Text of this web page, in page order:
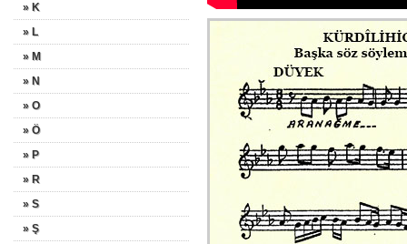
» K
» L
» M
» N
» O
» Ö
» P
» R
» S
» Ş